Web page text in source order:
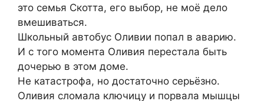
это семья Скотта, его выбор, не моё дело
вмешиваться.
Школьный автобус Оливии попал в аварию.
И с того момента Оливия перестала быть
дочерью в этом доме.
Не катастрофа, но достаточно серьёзно.
Оливия сломала ключицу и порвала мышцы